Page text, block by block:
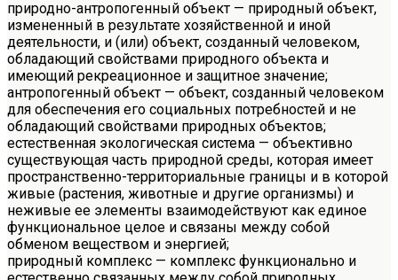
природно-антропогенный объект — природный объект,
измененный в результате хозяйственной и иной
деятельности, и (или) объект, созданный человеком,
обладающий свойствами природного объекта и
имеющий рекреационное и защитное значение;
антропогенный объект — объект, созданный человеком
для обеспечения его социальных потребностей и не
обладающий свойствами природных объектов;
естественная экологическая система — объективно
существующая часть природной среды, которая имеет
пространственно-территориальные границы и в которой
живые (растения, животные и другие организмы) и
неживые ее элементы взаимодействуют как единое
функциональное целое и связаны между собой
обменом веществом и энергией;
природный комплекс — комплекс функционально и